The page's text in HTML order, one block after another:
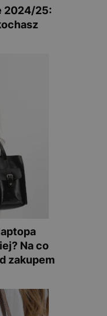
2024/25:
Na co
zakupem